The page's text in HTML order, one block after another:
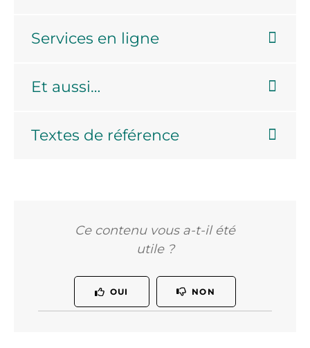
Services en ligne
Et aussi…
Textes de référence
Ce contenu vous a-t-il été
utile ?
OUI NON